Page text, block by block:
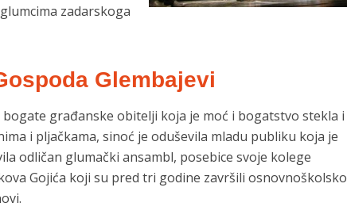
zadarskoga
Glembajevi
građanske obitelji koja je moć i bogatstvo stekla i
i pljačkama, sinoć je oduševila mladu publiku koja je
odličan glumački ansambl, posebice svoje kolege
Gojića koji su pred tri godine završili osnovnoškolsko